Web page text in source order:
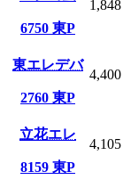
6750 東P
1,848
東エレデバ
2760 東P
4,400
立花エレ
8159 東P
4,105